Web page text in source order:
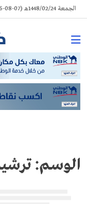
Skip
to
الجمعة 1448/02/24هـ (07-08-2026م) | الكويت
الوسم: